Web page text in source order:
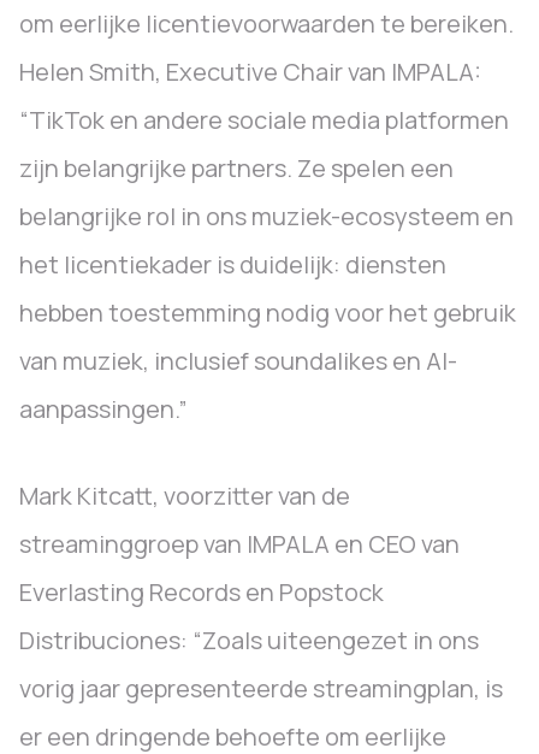
om eerlijke licentievoorwaarden te bereiken.
Helen Smith, Executive Chair van IMPALA:
“TikTok en andere sociale media platformen
zijn belangrijke partners. Ze spelen een
belangrijke rol in ons muziek-ecosysteem en
het licentiekader is duidelijk: diensten
hebben toestemming nodig voor het gebruik
van muziek, inclusief soundalikes en AI-
aanpassingen.”
Mark Kitcatt, voorzitter van de
streaminggroep van IMPALA en CEO van
Everlasting Records en Popstock
Distribuciones: “Zoals uiteengezet in ons
vorig jaar gepresenteerde streamingplan, is
er een dringende behoefte om eerlijke